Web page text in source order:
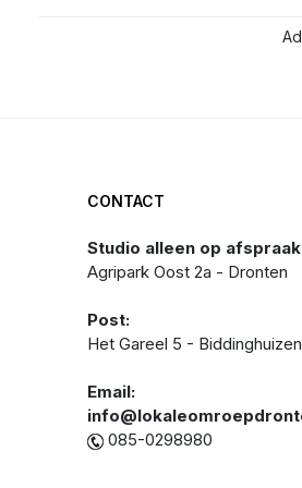
CONTACT
Studio alleen op afspraak
Agripark Oost 2a - Dronten
Post:
Het Gareel 5 - Biddinghuizen
Email:
085-0298980